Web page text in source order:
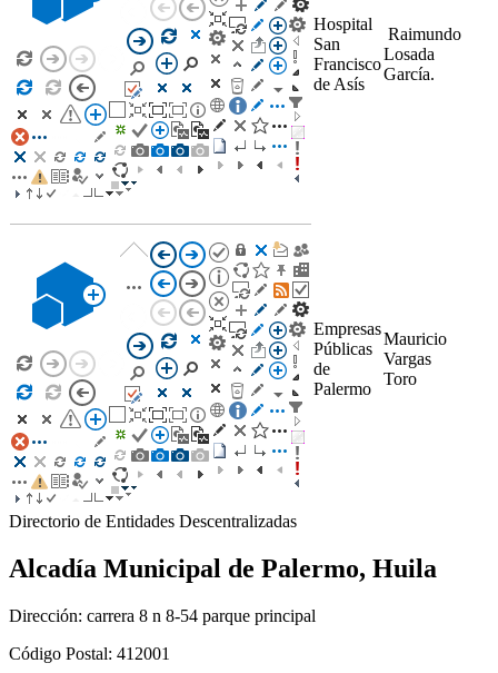
Hospital
San
Francisco
de Asís
Raimundo
Losada
García.
Empresas
Públicas
de
Palermo
Mauricio
Vargas
Toro
​Directorio de Entidades Desc​entralizadas
Alcadía Municipal de Palermo, Huila
Dirección: carrera 8 n 8-54 parque principal
Código Postal: 412001